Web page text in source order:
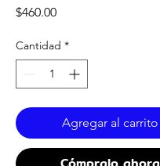
$460.00Precio
Cantidad *
Agregar al carrito